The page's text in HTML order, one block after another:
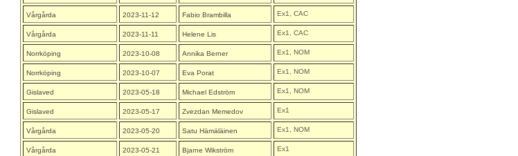
Vårgårda 2023-11-12 Fabio Brambilla Ex1, CAC
Vårgårda 2023-11-11 Helene Lis Ex1, CAC
Norrköping 2023-10-08 Annika Berner Ex1, NOM
Norrköping 2023-10-07 Eva Porat Ex1, NOM
Gislaved 2023-05-18 Michael Edström Ex1, NOM
Gislaved 2023-05-17 Zvezdan Memedov Ex1
Vårgårda 2023-05-20 Satu Hämäläinen Ex1, NOM
Vårgårda 2023-05-21 Bjarne Wikström Ex1